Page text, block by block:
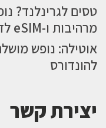
טסים לגרינלנד?
מרהיבות ו-eSIM לדרום גרינלנד
להונדורס
יצירת קשר